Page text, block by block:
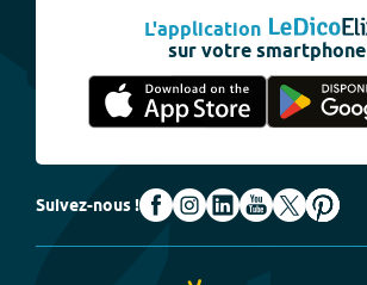
L'application
sur votre smartphone
Suivez-nous !